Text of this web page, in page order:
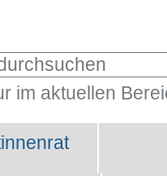
im aktuellen